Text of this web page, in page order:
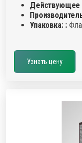
Действующее
Упаковка: :
Узнать цену